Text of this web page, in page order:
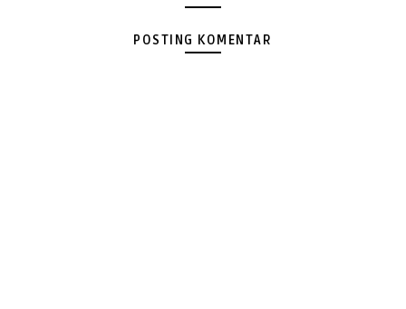
POSTING KOMENTAR